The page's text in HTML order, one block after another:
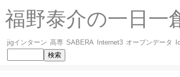
福野泰介の一日一
jigインターン 高専 SABERA Internet3 オープンデータ